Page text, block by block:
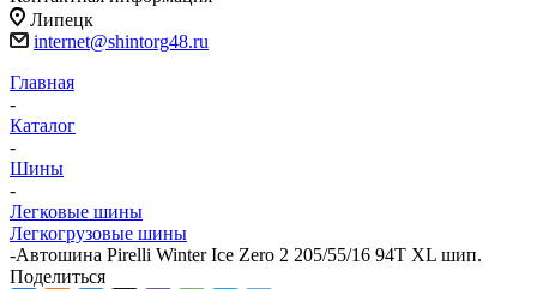
Липецк
internet@shintorg48.ru
Главная
-
Каталог
-
Шины
-
Легковые шины
Легкогрузовые шины
-Автошина Pirelli Winter Ice Zero 2 205/55/16 94T XL шип.
Поделиться